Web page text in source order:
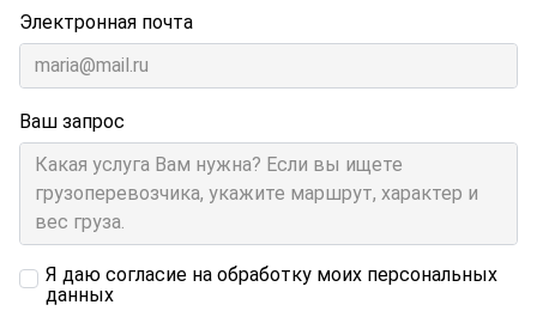
Электронная почта
Ваш запрос
Я даю согласие на обработку моих персональных
данных